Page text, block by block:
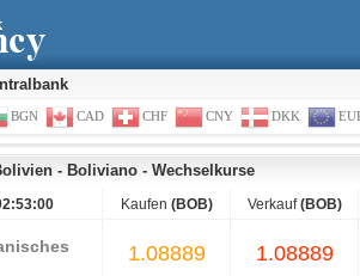
BGN CAD CHF CNY DKK
- Boliviano - Wechselkurse
Kaufen (BOB) Verkauf(BOB)
1.08889 1.08889